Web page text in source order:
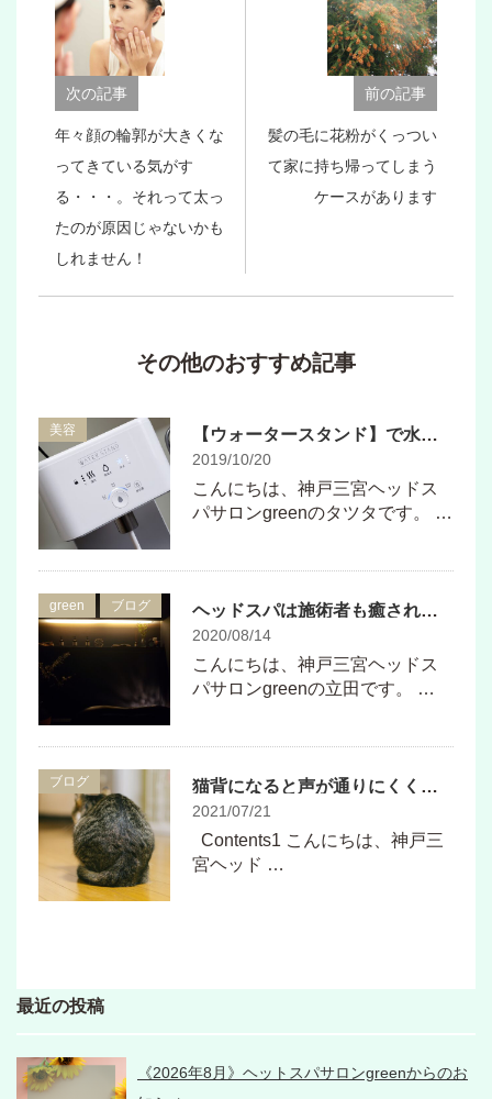
次の記事
年々顔の輪郭が大きくな
ってきている気がす
る・・・。それって太っ
たのが原因じゃないかも
しれません！
前の記事
髪の毛に花粉がくっつい
て家に持ち帰ってしまう
ケースがあります
その他のおすすめ記事
美容 【ウォータースタンド】で水を飲む習慣をつけたいと思います。
2019/10/20
こんにちは、神戸三宮ヘッドス
パサロンgreenのタツタです。 …
green ブログ ヘッドスパは施術者も癒されているんです♪
2020/08/14
こんにちは、神戸三宮ヘッドス
パサロンgreenの立田です。 …
ブログ 猫背になると声が通りにくくなる！
2021/07/21
Contents1 こんにちは、神戸三
宮ヘッド …
最近の投稿
《2026年8月》ヘットスパサロンgreenからのお